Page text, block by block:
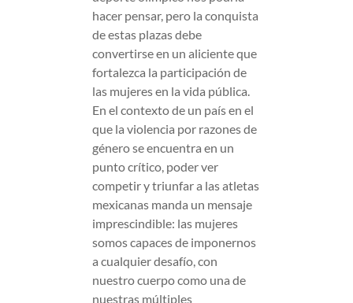
hacer pensar, pero la conquista
de estas plazas debe
convertirse en un aliciente que
fortalezca la participación de
las mujeres en la vida pública.
En el contexto de un país en el
que la violencia por razones de
género se encuentra en un
punto crítico, poder ver
competir y triunfar a las atletas
mexicanas manda un mensaje
imprescindible: las mujeres
somos capaces de imponernos
a cualquier desafío, con
nuestro cuerpo como una de
nuestras múltiples